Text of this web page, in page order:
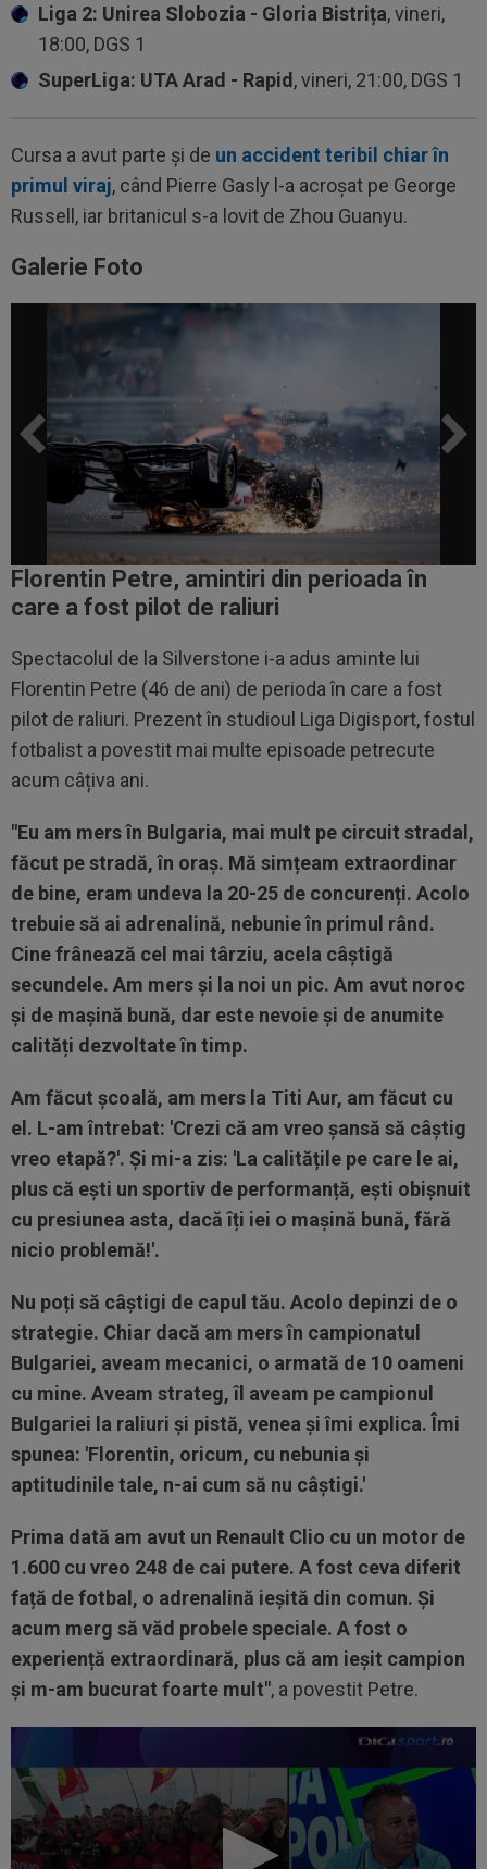
Liga 2: Unirea Slobozia - Gloria Bistrița, vineri,
18:00, DGS 1
SuperLiga: UTA Arad - Rapid, vineri, 21:00, DGS 1
Cursa a avut parte și de un accident teribil chiar în
primul viraj, când Pierre Gasly l-a acroșat pe George
Russell, iar britanicul s-a lovit de Zhou Guanyu.
Galerie Foto
Florentin Petre, amintiri din perioada în
care a fost pilot de raliuri
Spectacolul de la Silverstone i-a adus aminte lui
Florentin Petre (46 de ani) de perioda în care a fost
pilot de raliuri. Prezent în studioul Liga Digisport, fostul
fotbalist a povestit mai multe episoade petrecute
acum câțiva ani.
"Eu am mers în Bulgaria, mai mult pe circuit stradal,
făcut pe stradă, în oraș. Mă simțeam extraordinar
de bine, eram undeva la 20-25 de concurenți. Acolo
trebuie să ai adrenalină, nebunie în primul rând.
Cine frânează cel mai târziu, acela câștigă
secundele. Am mers și la noi un pic. Am avut noroc
și de mașină bună, dar este nevoie și de anumite
calități dezvoltate în timp.
Am făcut școală, am mers la Titi Aur, am făcut cu
el. L-am întrebat: 'Crezi că am vreo șansă să câștig
vreo etapă?'. Și mi-a zis: 'La calitățile pe care le ai,
plus că ești un sportiv de performanță, ești obișnuit
cu presiunea asta, dacă îți iei o mașină bună, fără
nicio problemă!'.
Nu poți să câștigi de capul tău. Acolo depinzi de o
strategie. Chiar dacă am mers în campionatul
Bulgariei, aveam mecanici, o armată de 10 oameni
cu mine. Aveam strateg, îl aveam pe campionul
Bulgariei la raliuri și pistă, venea și îmi explica. Îmi
spunea: 'Florentin, oricum, cu nebunia și
aptitudinile tale, n-ai cum să nu câștigi.'
Prima dată am avut un Renault Clio cu un motor de
1.600 cu vreo 248 de cai putere. A fost ceva diferit
față de fotbal, o adrenalină ieșită din comun. Și
acum merg să văd probele speciale. A fost o
experiență extraordinară, plus că am ieșit campion
și m-am bucurat foarte mult", a povestit Petre.